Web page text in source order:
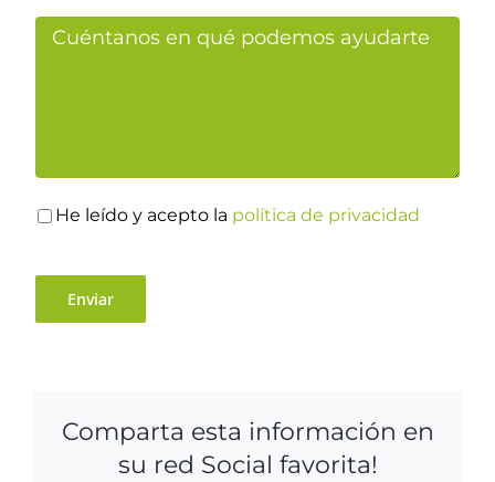
He leído y acepto la política de privacidad
Comparta esta información en
su red Social favorita!